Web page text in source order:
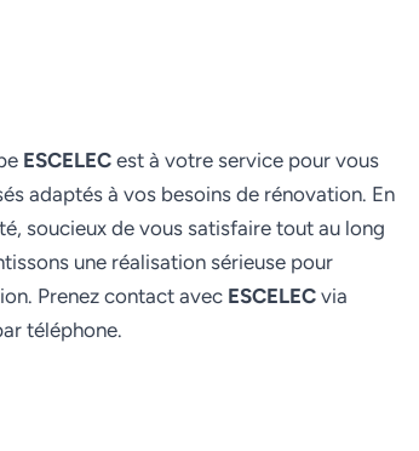
ESCELEC est à votre service pour vous
adaptés à vos besoins de rénovation. En
soucieux de vous satisfaire tout au long
une réalisation sérieuse pour
Prenez contact avec ESCELEC via
téléphone.